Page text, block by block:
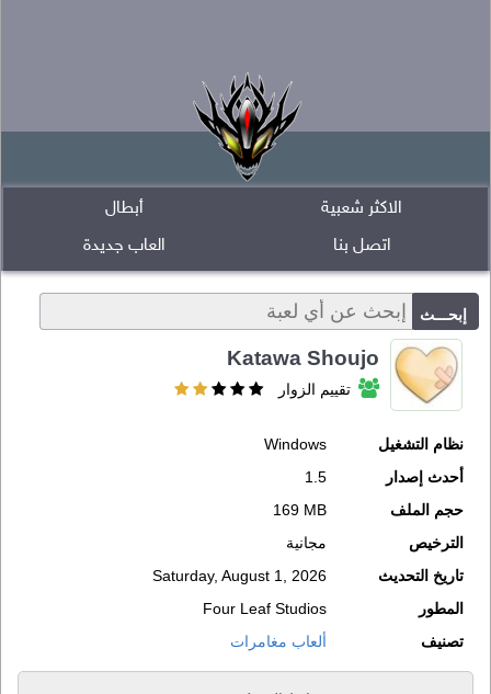
أبطال
الاكثر شعبية
العاب جديدة
اتصل بنا
Katawa Shoujo
تقييم الزوار
نظام التشغيل
Windows
أحدث إصدار
1.5
حجم الملف
169 MB
الترخيص
مجانية
تاريخ التحديث
Saturday, August 1, 2026
المطور
Four Leaf Studios
تصنيف
ألعاب مغامرات